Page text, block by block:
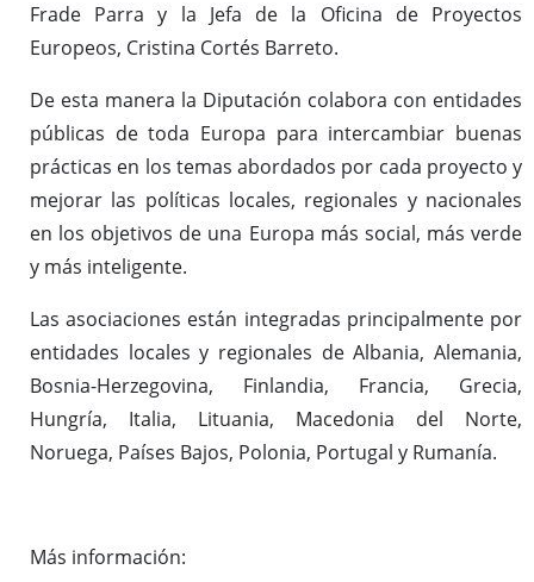
Frade Parra y la Jefa de la Oficina de Proyectos
Europeos, Cristina Cortés Barreto.
De esta manera la Diputación colabora con entidades
públicas de toda Europa para intercambiar buenas
prácticas en los temas abordados por cada proyecto y
mejorar las políticas locales, regionales y nacionales
en los objetivos de una Europa más social, más verde
y más inteligente.
Las asociaciones están integradas principalmente por
entidades locales y regionales de Albania, Alemania,
Bosnia-Herzegovina, Finlandia, Francia, Grecia,
Hungría, Italia, Lituania, Macedonia del Norte,
Noruega, Países Bajos, Polonia, Portugal y Rumanía.
Más información: